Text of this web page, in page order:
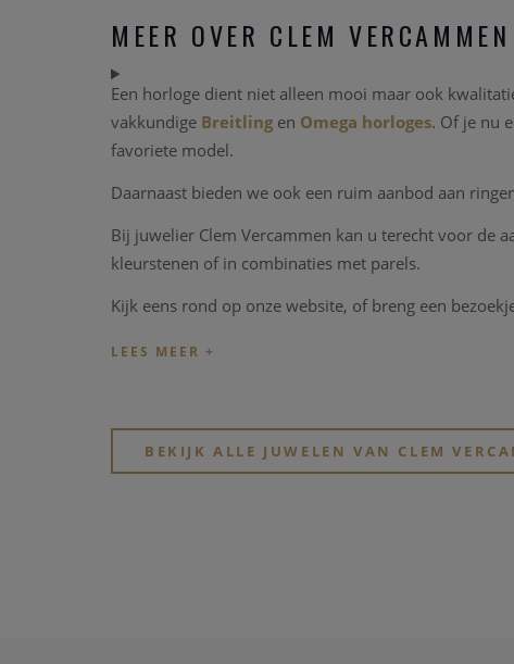
MEER OVER CLEM VERCAMMEN
Een horloge dient niet alleen mooi maar ook
vakkundige Breitling en Omega horloges. Of je nu
favoriete model.
Daarnaast bieden we ook een ruim aanbod aan
Bij juwelier Clem Vercammen kan u terecht voor de
kleurstenen of in combinaties met parels.
Kijk eens rond op onze website, of breng een
BEKIJK ALLE JUWELEN VAN CLEM